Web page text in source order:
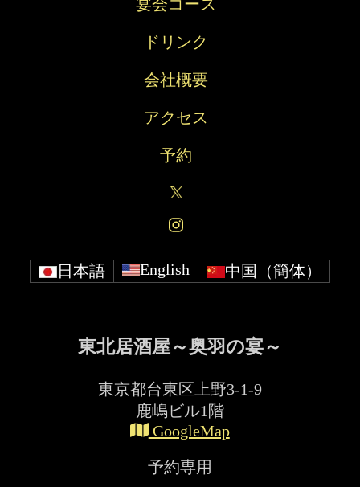
宴会コース
ドリンク
会社概要
アクセス
予約
日本語 English 中国（簡体）
東北居酒屋～奥羽の宴～
東京都台東区上野3-1-9
鹿嶋ビル1階
GoogleMap
予約専用